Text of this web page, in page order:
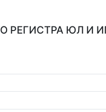
РЕГИСТРА ЮЛ И